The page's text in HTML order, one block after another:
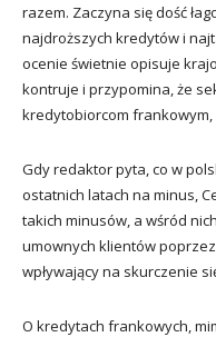
razem. Zaczyna się dość
najdroższych kredytów i
ocenie świetnie opisuje
kontruje i przypomina, że
kredytobiorcom
Gdy redaktor pyta, co w
ostatnich latach na minus,
takich minusów, a wśród
umownych klientów
wpływający na skurczenie
O kredytach frankowych,